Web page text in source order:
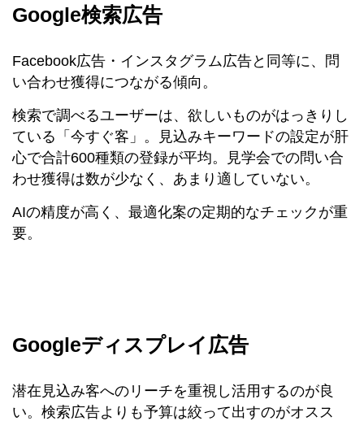
Google検索広告
Facebook広告・インスタグラム広告と同等に、問
い合わせ獲得につながる傾向。
検索で調べるユーザーは、欲しいものがはっきりし
ている「今すぐ客」。見込みキーワードの設定が肝
心で合計600種類の登録が平均。見学会での問い合
わせ獲得は数が少なく、あまり適していない。
AIの精度が高く、最適化案の定期的なチェックが重
要。
Googleディスプレイ広告
潜在見込み客へのリーチを重視し活用するのが良
い。検索広告よりも予算は絞って出すのがオスス